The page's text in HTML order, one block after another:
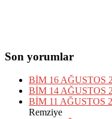
Son yorumlar
BİM 16 AĞUSTOS
BİM 14 AĞUSTOS
BİM 11 AĞUSTOS
Remziye